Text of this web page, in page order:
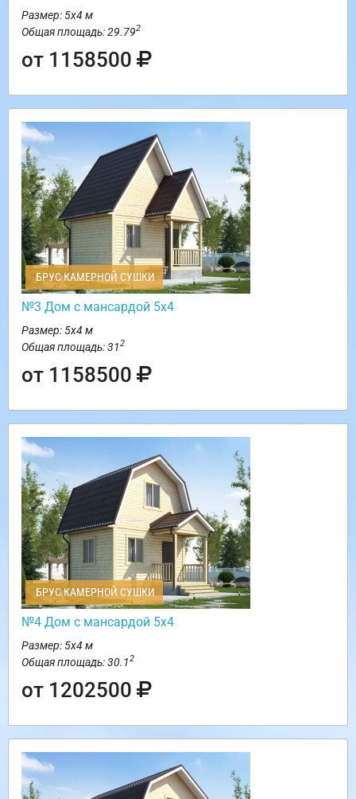
Размер: 5х4 м
Общая площадь: 29.792
от 1158500
БРУС КАМЕРНОЙ СУШКИ
№3 Дом с мансардой 5х4
Размер: 5х4 м
Общая площадь: 312
от 1158500
БРУС КАМЕРНОЙ СУШКИ
№4 Дом с мансардой 5х4
Размер: 5х4 м
Общая площадь: 30.12
от 1202500